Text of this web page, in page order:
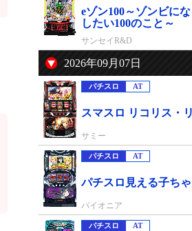
eゾン100～ゾンビに
したい100のこと～
サンセイR&D
2026年09月07日
パチスロ AT
スマスロ リコリス・
サミー
パチスロ AT
パチスロ見える子ち
パイオニア
パチスロ AT